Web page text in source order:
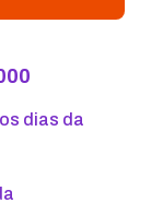
dias da